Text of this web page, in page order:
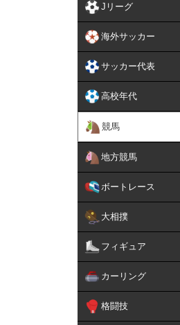
Jリーグ
海外サッカー
サッカー代表
高校年代
競馬
地方競馬
ボートレース
大相撲
フィギュア
カーリング
格闘技